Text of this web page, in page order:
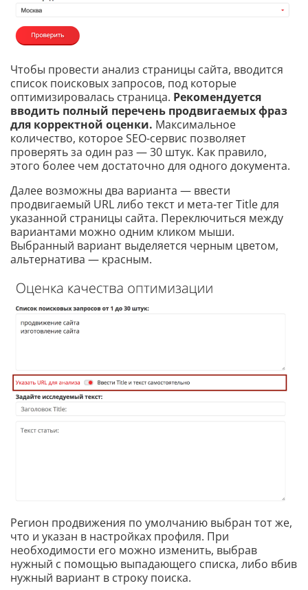
Чтобы провести анализ страницы сайта, вводится
список поисковых запросов, под которые
оптимизировалась страница. Рекомендуется
вводить полный перечень продвигаемых фраз
для корректной оценки. Максимальное
количество, которое SEO-сервис позволяет
проверять за один раз — 30 штук. Как правило,
этого более чем достаточно для одного документа.
Далее возможны два варианта — ввести
продвигаемый URL либо текст и мета-тег Title для
указанной страницы сайта. Переключиться между
вариантами можно одним кликом мыши.
Выбранный вариант выделяется черным цветом,
альтернатива — красным.
Регион продвижения по умолчанию выбран тот же,
что и указан в настройках профиля. При
необходимости его можно изменить, выбрав
нужный с помощью выпадающего списка, либо вбив
нужный вариант в строку поиска.